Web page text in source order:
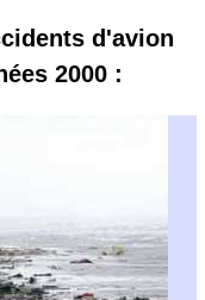
d'avion
2000 :